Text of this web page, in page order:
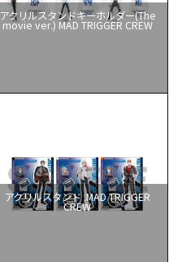
アクリルスタンドキーホルダー(The
movie ver.) MAD TRIGGER CREW
アクリルスタンド .MAD TRIGGER
CREW